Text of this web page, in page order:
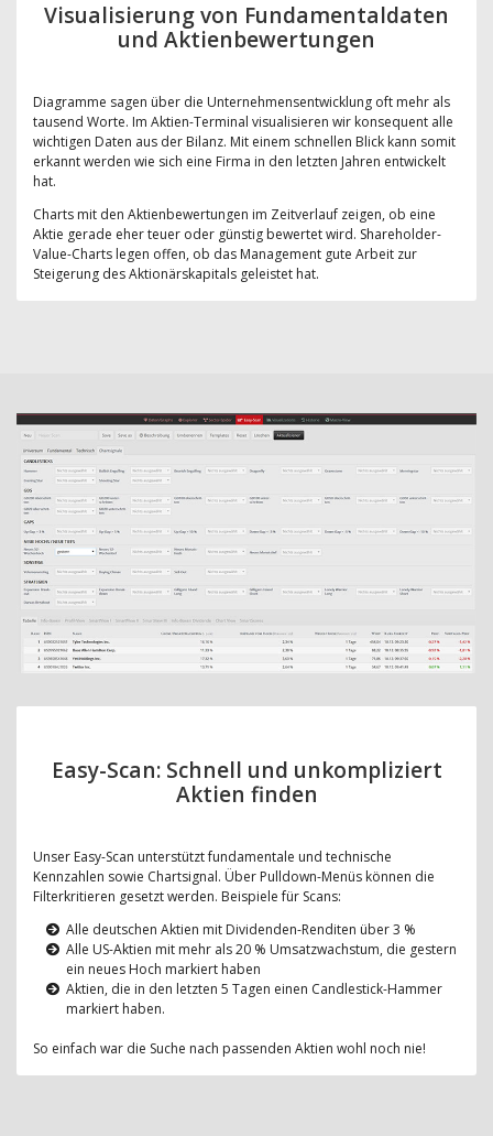
Visualisierung von Fundamentaldaten
und Aktienbewertungen
Diagramme sagen über die Unternehmensentwicklung oft mehr als
tausend Worte. Im Aktien-Terminal visualisieren wir konsequent alle
wichtigen Daten aus der Bilanz. Mit einem schnellen Blick kann somit
erkannt werden wie sich eine Firma in den letzten Jahren entwickelt
hat.
Charts mit den Aktienbewertungen im Zeitverlauf zeigen, ob eine
Aktie gerade eher teuer oder günstig bewertet wird. Shareholder-
Value-Charts legen offen, ob das Management gute Arbeit zur
Steigerung des Aktionärskapitals geleistet hat.
Easy-Scan: Schnell und unkompliziert
Aktien finden
Unser Easy-Scan unterstützt fundamentale und technische
Kennzahlen sowie Chartsignal. Über Pulldown-Menüs können die
Filterkritieren gesetzt werden. Beispiele für Scans:
Alle deutschen Aktien mit Dividenden-Renditen über 3 %
Alle US-Aktien mit mehr als 20 % Umsatzwachstum, die gestern
ein neues Hoch markiert haben
Aktien, die in den letzten 5 Tagen einen Candlestick-Hammer
markiert haben.
So einfach war die Suche nach passenden Aktien wohl noch nie!